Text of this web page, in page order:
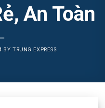
An Toàn
BYTRUNG EXPRESS